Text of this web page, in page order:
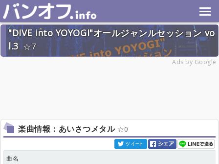
"DIVE into YOYOGI"オールジャンルセッション vo
l.3
7
Ads by Google
楽曲情報：あいさつメタル 0
曲名